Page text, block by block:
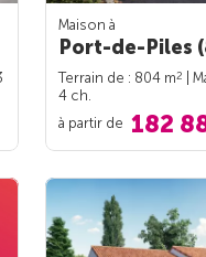
Maison à
Port-de-Piles
Terrain de : 804 m2 |
4 ch.
à partir de 182